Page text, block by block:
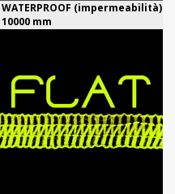
WATERPROOF (impermeabilità)
10000 mm